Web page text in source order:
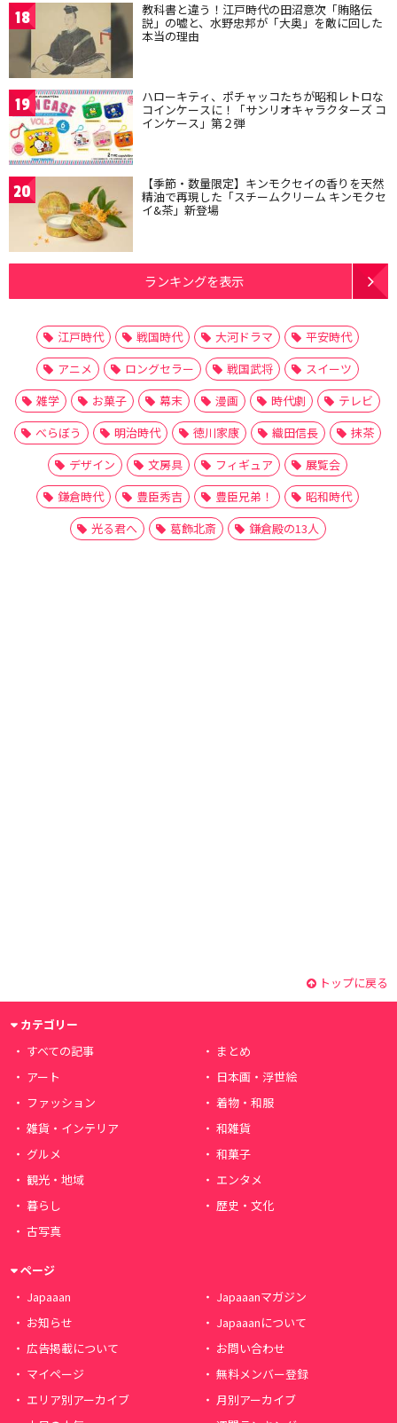
18 教科書と違う！江戸時代の田沼意次「賄賂伝
説」の嘘と、水野忠邦が「大奥」を敵に回した
本当の理由
19 ハローキティ、ポチャッコたちが昭和レトロな
コインケースに！「サンリオキャラクターズ コ
インケース」第２弾
20 【季節・数量限定】キンモクセイの香りを天然
精油で再現した「スチームクリーム キンモクセ
イ&茶」新登場
ランキングを表示
江戸時代 戦国時代 大河ドラマ
平安時代
アニメ
ロングセラー 戦国武将
スイーツ
雑学
お菓子 幕末 漫画 時代劇
テレビ
べらぼう
明治時代 徳川家康 織田信長
抹茶
デザイン
文房具 フィギュア
展覧会
鎌倉時代
豊臣秀吉 豊臣兄弟！
昭和時代
光る君へ
葛飾北斎 鎌倉殿の13人
トップに戻る
カテゴリー
すべての記事
まとめ
アート
日本画・浮世絵
ファッション
着物・和服
雑貨・インテリア
和雑貨
グルメ
和菓子
観光・地域
エンタメ
暮らし
歴史・文化
古写真
ページ
Japaaan
Japaaanマガジン
お知らせ
Japaaanについて
広告掲載について
お問い合わせ
マイページ
無料メンバー登録
エリア別アーカイブ
月別アーカイブ